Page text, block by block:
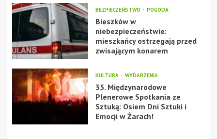
BEZPIECZEŃSTWO POGODA
Bieszków w
niebezpieczeństwie:
mieszkańcy ostrzegają przed
zwisającym konarem
KULTURA WYDARZENIA
35. Międzynarodowe
Plenerowe Spotkania ze
Sztuką: Osiem Dni Sztuki i
Emocji w Żarach!